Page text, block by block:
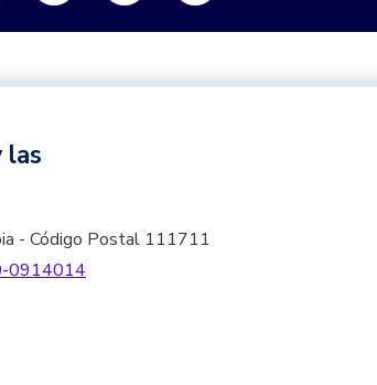
las
- Código Postal 111711
0914014